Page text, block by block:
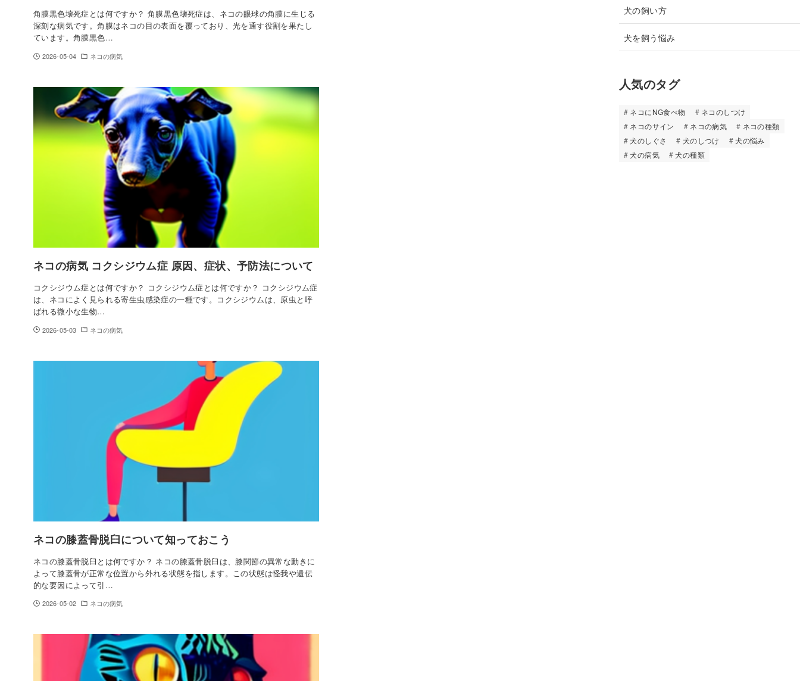
角膜黒色壊死症とは何ですか？ 角膜黒色壊死症は、ネコの眼球の角膜に生じる
深刻な病気です。角膜はネコの目の表面を覆っており、光を通す役割を果たし
ています。角膜黒色…
2026-05-04 ネコの病気
ネコの病気 コクシジウム症 原因、症状、予防法について
コクシジウム症とは何ですか？ コクシジウム症とは何ですか？ コクシジウム症
は、ネコによく見られる寄生虫感染症の一種です。コクシジウムは、原虫と呼
ばれる微小な生物…
2026-05-03 ネコの病気
ネコの膝蓋骨脱臼について知っておこう
ネコの膝蓋骨脱臼とは何ですか？ ネコの膝蓋骨脱臼は、膝関節の異常な動きに
よって膝蓋骨が正常な位置から外れる状態を指します。この状態は怪我や遺伝
的な要因によって引…
2026-05-02 ネコの病気
犬の飼い方
犬を飼う悩み
人気のタグ
ネコにNG食べ物
ネコのしつけ
ネコのサイン
ネコの病気
ネコの種類
犬のしぐさ
犬のしつけ
犬の悩み
犬の病気
犬の種類